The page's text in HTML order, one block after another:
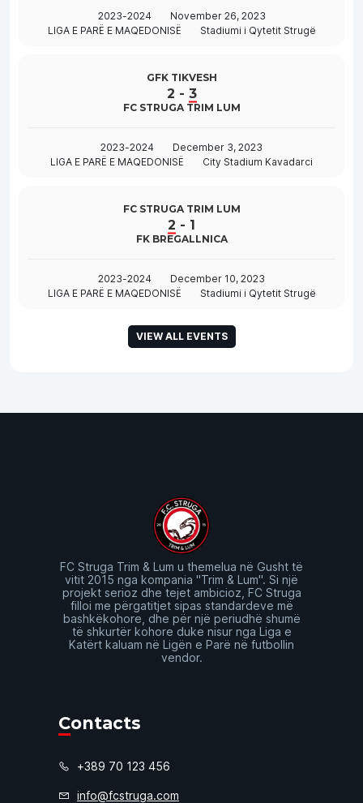
2023-2024
November 26, 2023
LIGA E PARË E MAQEDONISË
Stadiumi i Qytetit Strugë
GFK TIKVESH
2 - 3
FC STRUGA TRIM LUM
2023-2024
December 3, 2023
LIGA E PARË E MAQEDONISË
City Stadium Kavadarci
FC STRUGA TRIM LUM
2 - 1
FK BREGALLNICA
2023-2024
December 10, 2023
LIGA E PARË E MAQEDONISË
Stadiumi i Qytetit Strugë
VIEW ALL EVENTS
FC Struga Trim & Lum u themelua në Gusht të
vitit 2015 nga kompania "Trim & Lum". Si një
projekt serioz dhe tejet ambicioz, FC Struga
filloi me përgatitjet sipas standardeve më
bashkëkohore, dhe për një periudhë shumë
të shkurtër kohore duke nisur nga Liga e
Katërt kaluam në Ligën e Parë në futbollin
vendor.
Contacts
+389 70 123 456
info@fcstruga.com